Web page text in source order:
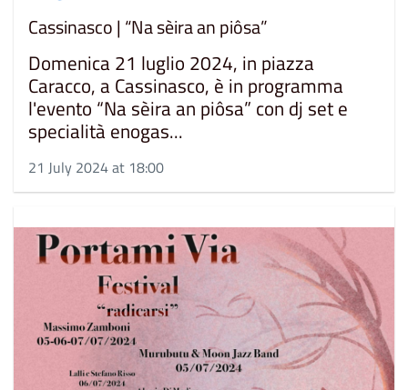
Cassinasco | “Na sèira an piôsa”
Domenica 21 luglio 2024, in piazza
Caracco, a Cassinasco, è in programma
l'evento “Na sèira an piôsa” con dj set e
specialità enogas...
21 July 2024 at 18:00